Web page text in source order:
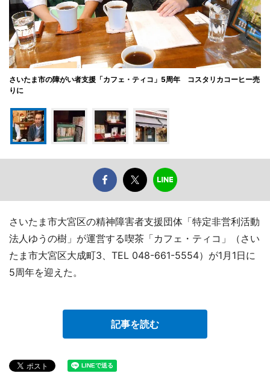
さいたま市の障がい者支援「カフェ・ティコ」5周年 コスタリカコーヒー売
りに
さいたま市大宮区の精神障害者支援団体「特定非営利活動
法人ゆうの樹」が運営する喫茶「カフェ・ティコ」（さい
たま市大宮区大成町3、TEL 048-661-5554）が1月1日に
5周年を迎えた。
記事を読む